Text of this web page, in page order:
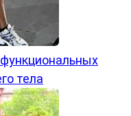
тела